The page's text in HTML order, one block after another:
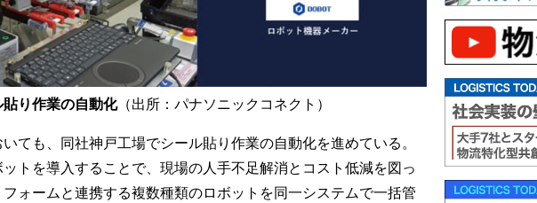
り作業の自動化（出所：パナソニックコネクト）
ても、同社神戸工場でシール貼り作業の自動化を進めている。
トを導入することで、現場の人手不足解消とコスト低減を図っ
ォームと連携する複数種類のロボットを同一システムで一括管